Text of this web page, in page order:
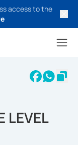
access to the
LEVEL